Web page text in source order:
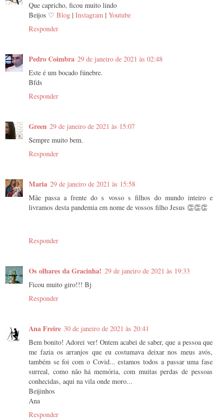
Que capricho, ficou muito lindo
Beijos ♡ Blog | Instagram | Youtube
Responder
Pedro Coimbra 29 de janeiro de 2021 às 02:48
Este é um bocado fúnebre.
Bfds
Responder
Green 29 de janeiro de 2021 às 15:07
Sempre muito bem.
Responder
Maria 29 de janeiro de 2021 às 15:58
Mãe passa a frente do s vosso s filhos do mundo inteiro e
livramos desta pandemia em nome de vossos filho Jesus 👏👏👏
Responder
Os olhares da Gracinha! 29 de janeiro de 2021 às 19:33
Ficou muito giro!!! Bj
Responder
Ana Freire 30 de janeiro de 2021 às 20:41
Bem bonito! Adorei ver! Ontem acabei de saber, que a pessoa que
me fazia os arranjos que eu costumava deixar nos meus avós,
também se foi com o Covid... estamos todos a passar uma fase
surreal, como não há memória, com muitas perdas de pessoas
conhecidas, aqui na vila onde moro...
Beijinhos
Ana
Responder